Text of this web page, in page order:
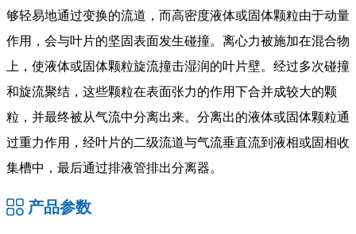
够轻易地通过变换的流道，而高密度液体或固体颗粒由于动量
作用，会与叶片的坚固表面发生碰撞。离心力被施加在混合物
上，使液体或固体颗粒旋流撞击湿润的叶片壁。经过多次碰撞
和旋流聚结，这些颗粒在表面张力的作用下合并成较大的颗
粒，并最终被从气流中分离出来。分离出的液体或固体颗粒通
过重力作用，经叶片的二级流道与气流垂直流到液相或固相收
集槽中，最后通过排液管排出分离器。
产品参数